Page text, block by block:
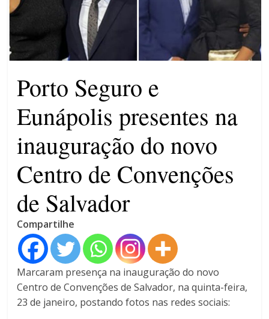
Dourado e Lilás
Agosto Lilás combate a
violência contra a mulher
Porto Seguro e
Eunápolis presentes na
inauguração do novo
Centro de Convenções
de Salvador
Compartilhe
Marcaram presença na inauguração do novo
Centro de Convenções de Salvador, na quinta-feira,
23 de janeiro, postando fotos nas redes sociais: